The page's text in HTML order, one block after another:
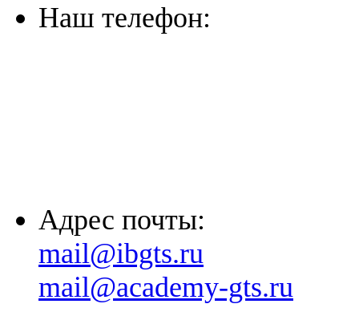
Наш телефон:
Адрес почты:
mail@ibgts.ru
mail@academy-gts.ru